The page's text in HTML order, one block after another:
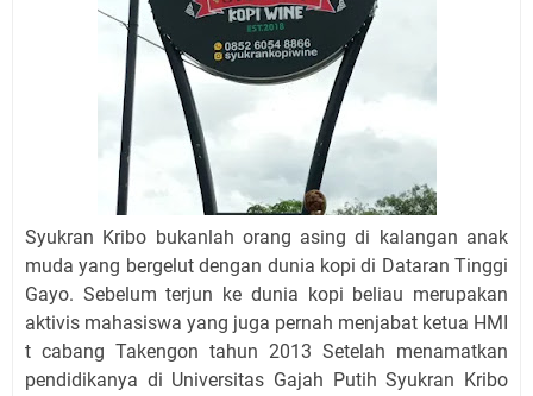
Syukran Kribo bukanlah orang asing di kalangan anak
muda yang bergelut dengan dunia kopi di Dataran Tinggi
Gayo. Sebelum terjun ke dunia kopi beliau merupakan
aktivis mahasiswa yang juga pernah menjabat ketua HMI
t cabang Takengon tahun 2013 Setelah menamatkan
pendidikanya di Universitas Gajah Putih Syukran Kribo